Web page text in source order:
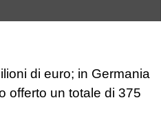
di euro; in Germania
offerto un totale di 375